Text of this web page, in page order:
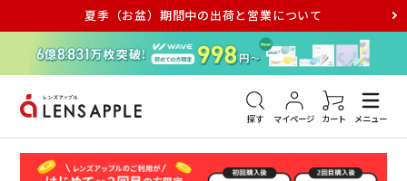
夏季（お盆）期間中の出荷と営業について
探す マイページ カート メニュー
アキュビュー メダリスト メガネ